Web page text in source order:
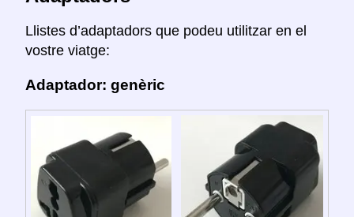
Llistes d’adaptadors que podeu utilitzar en el
vostre viatge:
Adaptador: genèric